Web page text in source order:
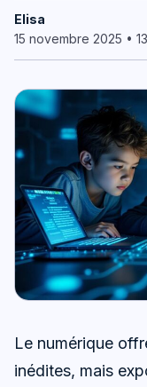
Elisa
15 novembre 2025 •
Le numérique
inédites, mais